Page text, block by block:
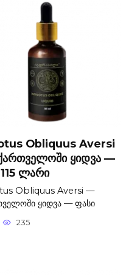
Obliquus Aversi
ყიდვა —
ლარი
Obliquus Aversi —
ყიდვა — ფასი
235